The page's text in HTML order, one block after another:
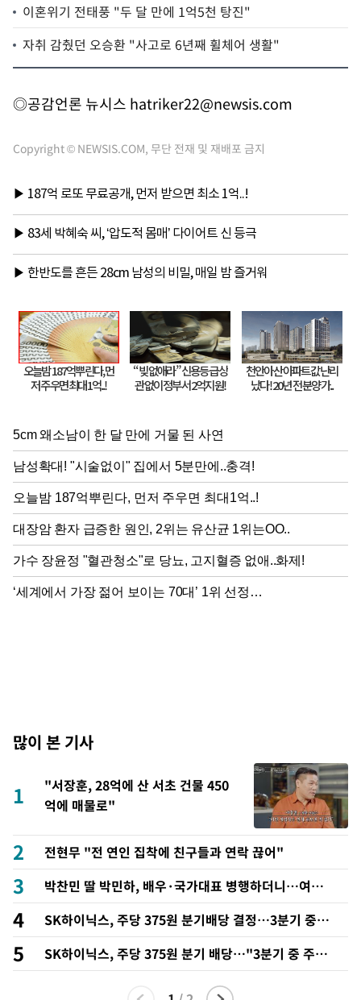
이혼위기 전태풍 "두 달 만에 1억5천 탕진"
자취 감췄던 오승환 "사고로 6년째 휠체어 생활"
◎공감언론 뉴시스 hatriker22@newsis.com
Copyright © NEWSIS.COM, 무단 전재 및 재배포 금지
많이 본 기사
1
"서장훈, 28억에 산 서초 건물 450
억에 매물로"
2 전현무 "전 연인 집착에 친구들과 연락 끊어"
3
박찬민 딸 박민하, 배우·국가대표 병행하더니…여유
로운 근황 공개
4
SK하이닉스, 주당 375원 분기배당 결정…3분기 중 추
가 주주환원 발표
5
SK하이닉스, 주당 375원 분기 배당…"3분기 중 주주
환원 방안 확정"